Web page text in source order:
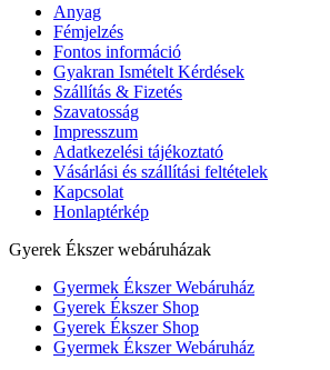
Anyag
Fémjelzés
Fontos információ
Gyakran Ismételt Kérdések
Szállítás & Fizetés
Szavatosság
Impresszum
Adatkezelési tájékoztató
Vásárlási és szállítási feltételek
Kapcsolat
Honlaptérkép
Gyerek Ékszer webáruházak
Gyermek Ékszer Webáruház
Gyerek Ékszer Shop
Gyerek Ékszer Shop
Gyermek Ékszer Webáruház